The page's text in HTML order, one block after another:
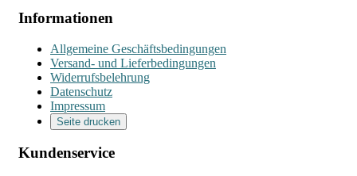
Informationen
Allgemeine Geschäftsbedingungen
Versand- und Lieferbedingungen
Widerrufsbelehrung
Datenschutz
Impressum
Seite drucken
Kundenservice